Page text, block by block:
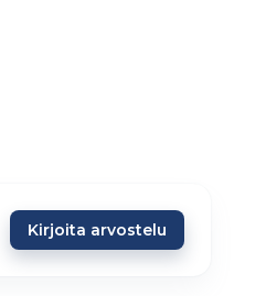
Kirjoita arvostelu